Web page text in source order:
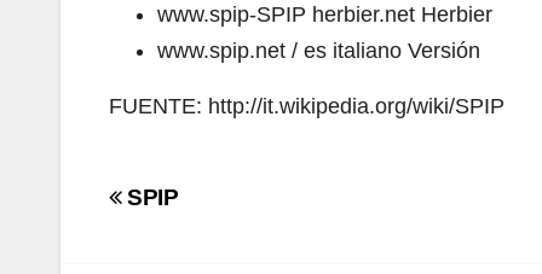
www.spip-SPIP herbier.net Herbier
www.spip.net / es italiano Versión
FUENTE: http://it.wikipedia.org/wiki/SPIP
Navigazione
SPIP